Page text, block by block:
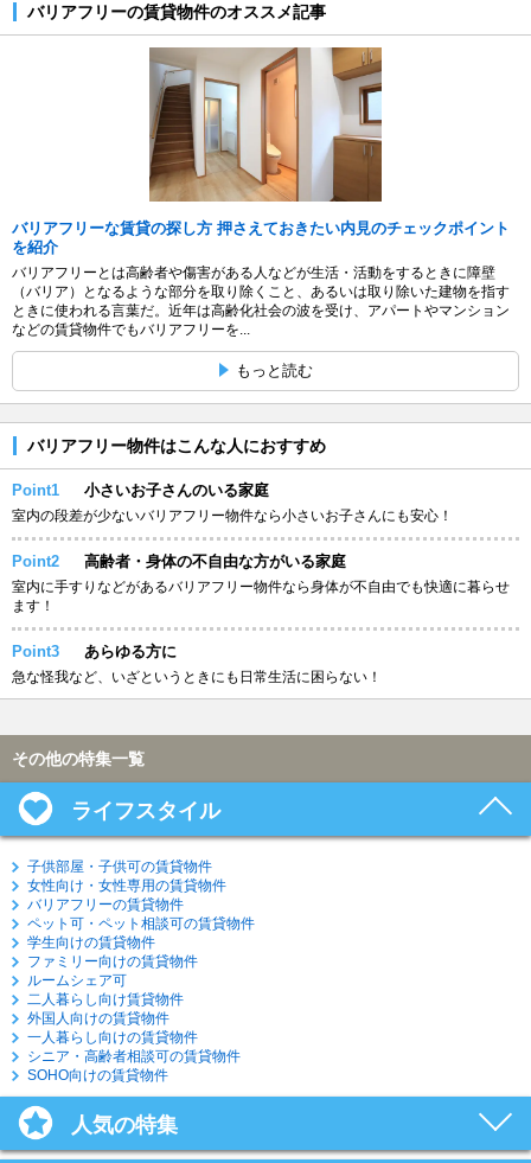
バリアフリーの賃貸物件のオススメ記事
バリアフリーな賃貸の探し方 押さえておきたい内見のチェックポイント
を紹介
バリアフリーとは高齢者や傷害がある人などが生活・活動をするときに障壁
（バリア）となるような部分を取り除くこと、あるいは取り除いた建物を指す
ときに使われる言葉だ。近年は高齢化社会の波を受け、アパートやマンション
などの賃貸物件でもバリアフリーを...
もっと読む
バリアフリー物件はこんな人におすすめ
Point1 小さいお子さんのいる家庭
室内の段差が少ないバリアフリー物件なら小さいお子さんにも安心！
Point2 高齢者・身体の不自由な方がいる家庭
室内に手すりなどがあるバリアフリー物件なら身体が不自由でも快適に暮らせ
ます！
Point3 あらゆる方に
急な怪我など、いざというときにも日常生活に困らない！
その他の特集一覧
ライフスタイル
子供部屋・子供可の賃貸物件
女性向け・女性専用の賃貸物件
バリアフリーの賃貸物件
ペット可・ペット相談可の賃貸物件
学生向けの賃貸物件
ファミリー向けの賃貸物件
ルームシェア可
二人暮らし向け賃貸物件
外国人向けの賃貸物件
一人暮らし向けの賃貸物件
シニア・高齢者相談可の賃貸物件
SOHO向けの賃貸物件
人気の特集